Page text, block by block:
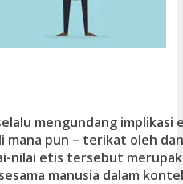
mengundang implikasi
mana pun – terikat oleh
nilai etis tersebut
manusia dalam